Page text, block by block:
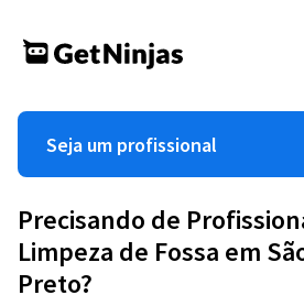
Seja um profissional
Precisando de
Limpeza de Fossa em
Preto?